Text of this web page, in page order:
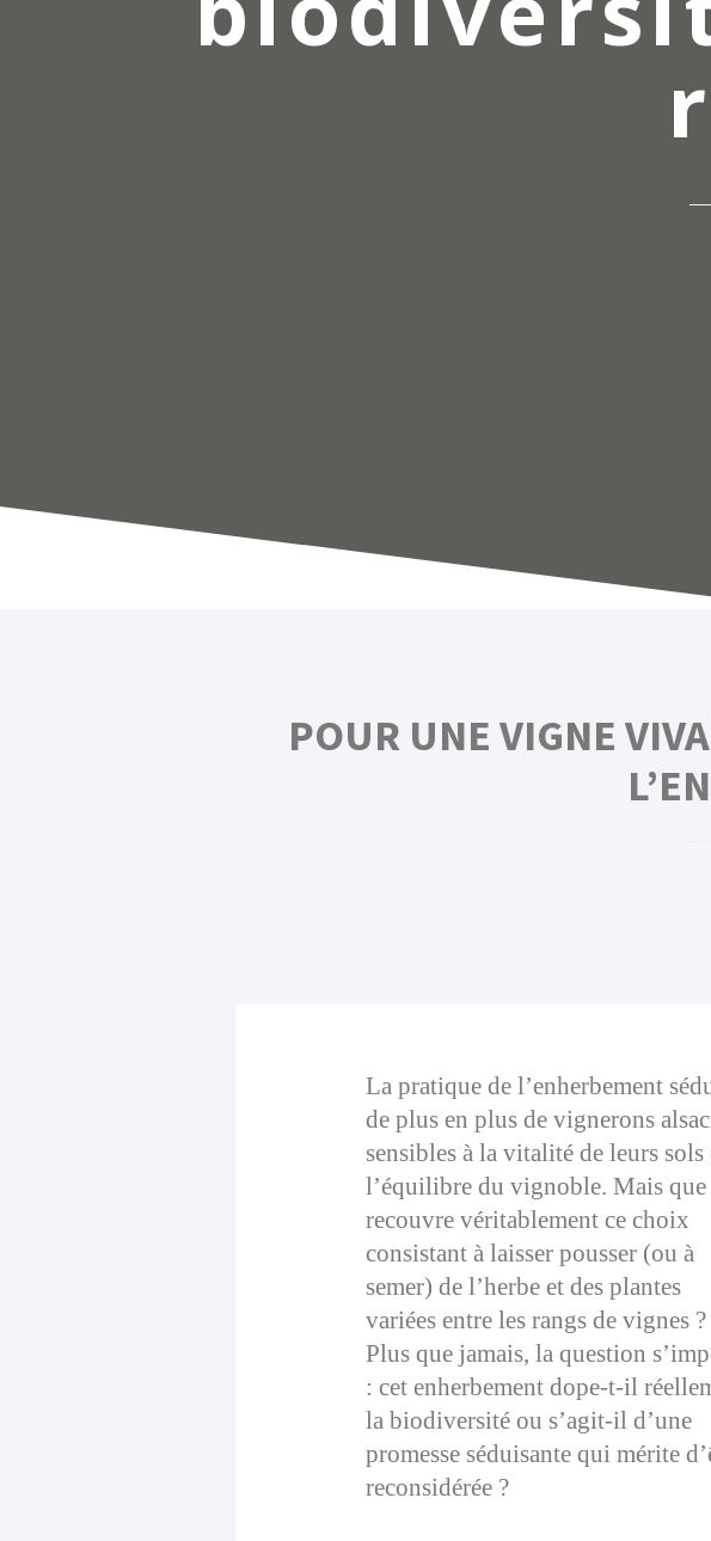
POUR UNE VIGNE
La pratique de l’enherbement
de plus en plus de vignerons
sensibles à la vitalité de leurs sols
l’équilibre du vignoble. Mais que
recouvre véritablement ce choix
consistant à laisser pousser (ou à
semer) de l’herbe et des plantes
variées entre les rangs de vignes ?
Plus que jamais, la question
: cet enherbement dope-t-il
la biodiversité ou s’agit-il d’une
promesse séduisante qui mérite
reconsidérée ?